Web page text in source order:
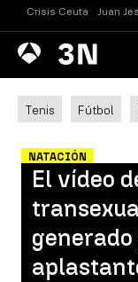
Crisis Ceuta Juan
Antena
3 Noticias
Tenis Fútbol
NATACIÓN
El vídeo